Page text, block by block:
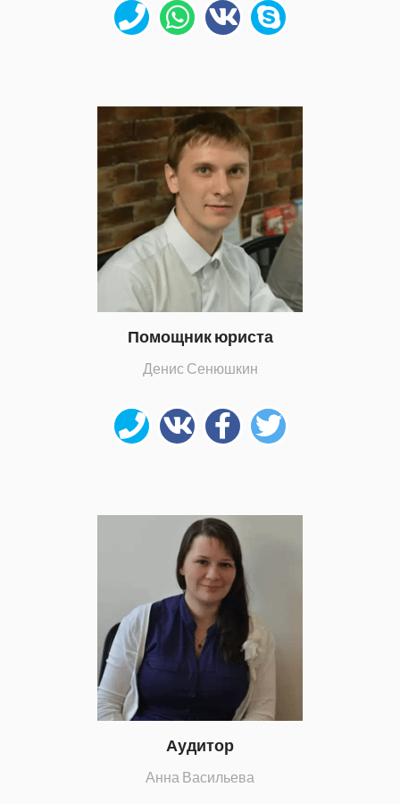
Помощник юриста
Денис Сенюшкин
Аудитор
Анна Васильева